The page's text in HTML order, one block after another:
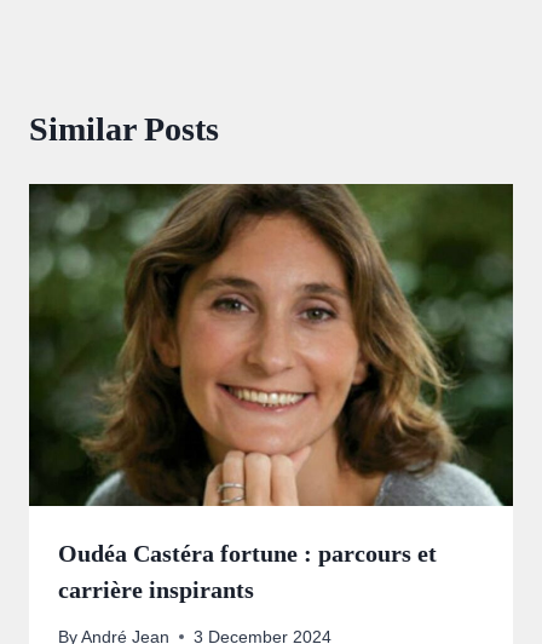
Similar Posts
Oudéa Castéra fortune : parcours et
carrière inspirants
By André Jean 3 December 2024